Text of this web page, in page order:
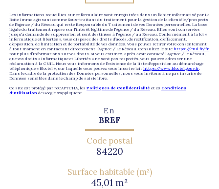
Les informations recueillies sur ce formulaire sont enregistrées dans un fichier informatisé par La
Boite Immo agissant comme Sous-traitant du traitement pour la gestion de la clientèle/prospects
de l'Agence / du Réseau qui reste Responsable du Traitement de vos Données personnelles. La base
légale du traitement repose sur l'intérêt légitime de l'Agence / du Réseau. Elles sont conservées
jusqu'à demande de suppression et sont destinées à l'Agence / au Réseau. Conformément à la loi «
informatique et libertés », vous disposez des droits d’accès, de rectification, d’effacement,
d’opposition, de limitation et de portabilité de vos données. Vous pouvez retirer votre consentement
à tout moment en contactant directement l’Agence / Le Réseau. Consultez le site https://cnil.fr/fr
pour plus d’informations sur vos droits. Si vous estimez, après avoir contacté l'Agence / le Réseau,
que vos droits « Informatique et Libertés » ne sont pas respectés, vous pouvez adresser une
réclamation à la CNIL. Nous vous informons de l’existence de la liste d'opposition au démarchage
téléphonique « Bloctel », sur laquelle vous pouvez vous inscrire ici : https://www.bloctel.gouv.fr
Dans le cadre de la protection des Données personnelles, nous vous invitons à ne pas inscrire de
Données sensibles dans le champ de saisie libre.
Ce site est protégé par reCAPTCHA, les Politiques de Confidentialité et es Conditions
d'utilisation de Google s'appliquent.
En
BREF
Code postal
84220
Surface habitable (m²)
45,01 m²